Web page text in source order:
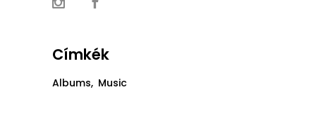
Címkék
Albums Music